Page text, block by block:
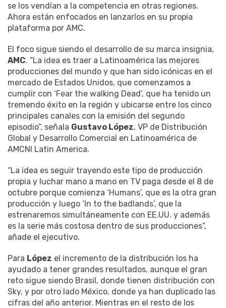
se los vendían a la competencia en otras regiones.
Ahora están enfocados en lanzarlos en su propia
plataforma por AMC.
El foco sigue siendo el desarrollo de su marca insignia,
AMC. “La idea es traer a Latinoamérica las mejores
producciones del mundo y que han sido icónicas en el
mercado de Estados Unidos, que comenzamos a
cumplir con ‘Fear the walking Dead’, que ha tenido un
tremendo éxito en la región y ubicarse entre los cinco
principales canales con la emisión del segundo
episodio”, señala Gustavo López, VP de Distribución
Global y Desarrollo Comercial en Latinoamérica de
AMCNI Latin America.
“La idea es seguir trayendo este tipo de producción
propia y luchar mano a mano en TV paga desde el 8 de
octubre porque comienza ‘Humans’, que es la otra gran
producción y luego ‘In to the badlands’, que la
estrenaremos simultáneamente con EE.UU. y además
es la serie más costosa dentro de sus producciones”,
añade el ejecutivo.
Para López el incremento de la distribución los ha
ayudado a tener grandes resultados, aunque el gran
reto sigue siendo Brasil, donde tienen distribución con
Sky, y por otro lado México, donde ya han duplicado las
cifras del año anterior. Mientras en el resto de los